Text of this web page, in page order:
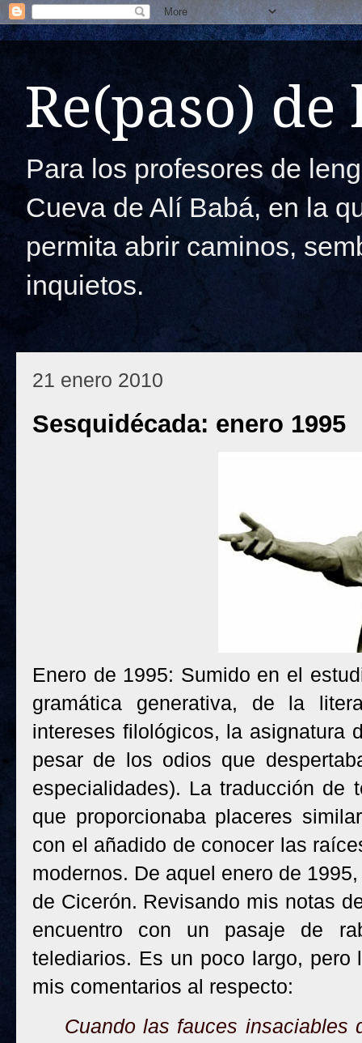
Re(paso) de
Para los profesores de
Cueva de Alí Babá, en la
permita abrir caminos,
inquietos.
21 enero 2010
Sesquidécada: enero 1995
Enero de 1995: Sumido en el
gramática generativa, de la
intereses filológicos, la asignatura
pesar de los odios que
especialidades). La traducción de
que proporcionaba placeres
con el añadido de conocer las
modernos. De aquel enero de
de Cicerón. Revisando mis notas
encuentro con un pasaje de
telediarios. Es un poco largo,
mis comentarios al respecto:
Cuando las fauces insaciables